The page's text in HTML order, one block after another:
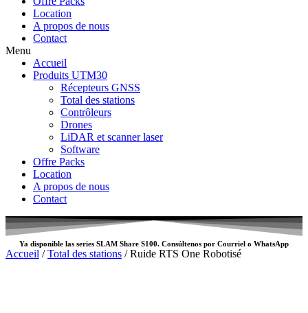
Location
A propos de nous
Contact
Menu
Accueil
Produits UTM30
Récepteurs GNSS
Total des stations
Contrôleurs
Drones
LiDAR et scanner laser
Software
Offre Packs
Location
A propos de nous
Contact
Ya disponible las series SLAM Share S100. Consúltenos por Courriel o WhatsApp
Accueil /Total des stations / Ruide RTS One Robotisé